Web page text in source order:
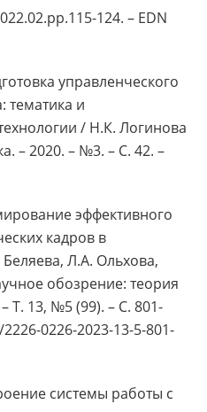
124. – EDN
управленческого
тематика и
/ Н.К. Логинова
– 2020. – №3. – С. 42. –
эффективного
кадров в
Л.А. Ольхова,
обозрение: теория
Т. 13, №5 (99). – С. 801-
0226-2023-13-5-801-
системы работы с